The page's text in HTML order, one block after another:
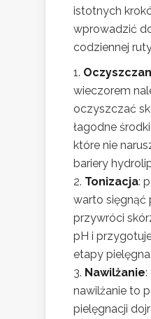
istotnych
wprowadzić
codziennej
wieczorem
oczyszczać
łagodne
które nie
bariery
Tonizacja:
warto sięgnąć
przywróci
pH i
etapy
Nawilżanie:
nawilżanie to
pielęgnacji